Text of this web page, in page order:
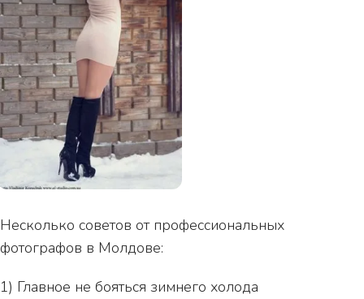
Несколько советов от профессиональных
фотографов в Молдове:
1) Главное не бояться зимнего холода